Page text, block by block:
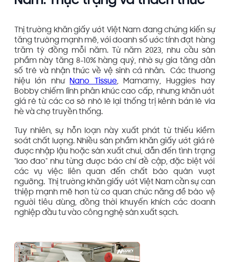
Thị trường khăn giấy ướt Việt Nam đang chứng kiến sự
tăng trưởng mạnh mẽ, với doanh số ước tính đạt hàng
trăm tỷ đồng mỗi năm. Từ năm 2023, nhu cầu sản
phẩm này tăng 8-10% hàng quý, nhờ sự gia tăng dân
số trẻ và nhận thức về vệ sinh cá nhân. Các thương
hiệu lớn như
Nano Tissue, Mamamy, Huggies hay
Bobby chiếm lĩnh phân khúc cao cấp, nhưng khăn ướt
giá rẻ từ các cơ sở nhỏ lẻ lại thống trị kênh bán lẻ vỉa
hè và chợ truyền thống.
Tuy nhiên, sự hỗn loạn này xuất phát từ thiếu kiểm
soát chất lượng. Nhiều sản phẩm khăn giấy ướt giá rẻ
được nhập lậu hoặc sản xuất chui, dẫn đến tình trạng
"lao đao" như từng được báo chí đề cập, đặc biệt với
các vụ việc liên quan đến chất bảo quản vượt
ngưỡng. Thị trường khăn giấy ướt Việt Nam cần sự can
thiệp mạnh mẽ hơn từ cơ quan chức năng để bảo vệ
người tiêu dùng, đồng thời khuyến khích các doanh
nghiệp đầu tư vào công nghệ sản xuất sạch.